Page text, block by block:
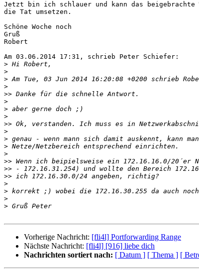
Jetzt bin ich schlauer und kann das beigebrachte
die Tat umsetzen.
Schöne Woche noch
Gruß
Robert
Am 03.06.2014 17:31, schrieb Peter Schiefer:
>
>
>
>
>>
>
>
>
>>
>
>
>
>
>>
>>
>>
>
>
>
>
Vorherige Nachricht: [fli4l] Portforwarding Range
Nächste Nachricht: [fli4l] [916] liebe dich
Nachrichten sortiert nach: [ Datum ] [ Thema ] [